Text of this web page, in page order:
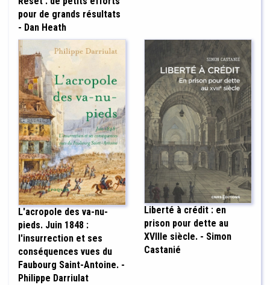
pour de grands résultats
- Dan Heath
L'acropole des va-nu-
pieds. Juin 1848 :
l'insurrection et ses
conséquences vues du
Faubourg Saint-Antoine. -
Philippe Darriulat
Liberté à crédit : en
prison pour dette au
XVIIIe siècle. - Simon
Castanié